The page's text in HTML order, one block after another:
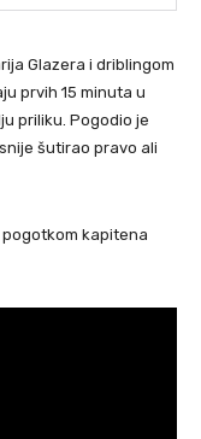
Glazera i driblingom
prvih 15 minuta u
priliku. Pogodio je
šutirao pravo ali
kapitena